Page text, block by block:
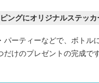
ングにオリジナルステッカ
パーティーなどで、ボトル
だけのプレゼントの完成です